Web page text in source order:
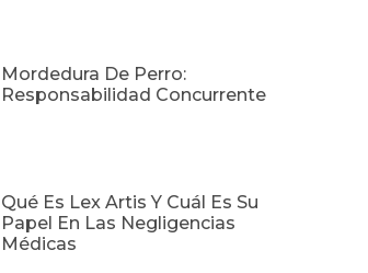
Mordedura De Perro:
Responsabilidad Concurrente
Qué Es Lex Artis Y Cuál Es Su
Papel En Las Negligencias
Médicas